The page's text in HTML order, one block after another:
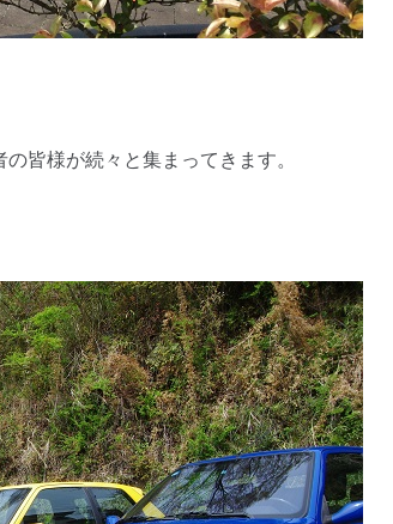
皆様が続々と集まってきます。